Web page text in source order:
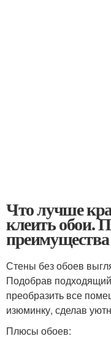
Что лучше
клеить обои.
Стены без обоев
Подобрав
преобразить все
изюминку, сделав
Плюсы обоев: